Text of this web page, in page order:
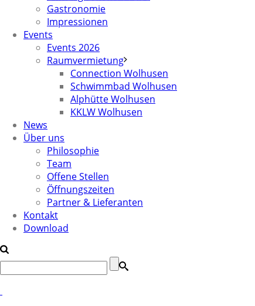
Gastronomie
Impressionen
Events
Events 2026
Raumvermietung
Connection Wolhusen
Schwimmbad Wolhusen
Alphütte Wolhusen
KKLW Wolhusen
News
Über uns
Philosophie
Team
Offene Stellen
Öffnungszeiten
Partner & Lieferanten
Kontakt
Download